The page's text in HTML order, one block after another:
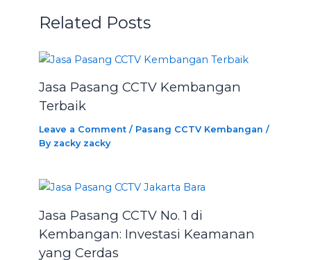
Related Posts
Jasa Pasang CCTV Kembangan
Terbaik
Leave a Comment / Pasang CCTV Kembangan /
By zacky zacky
Jasa Pasang CCTV No. 1 di
Kembangan: Investasi Keamanan
yang Cerdas